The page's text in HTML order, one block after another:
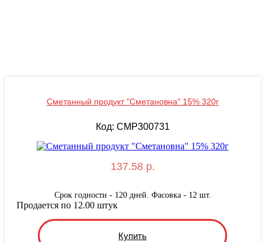
Сметанный продукт "Сметановна" 15% 320г
Код: CMP300731
137.58 р.
Срок годности - 120 дней. Фасовка - 12 шт.
Купить
Продается по 12.00 штук